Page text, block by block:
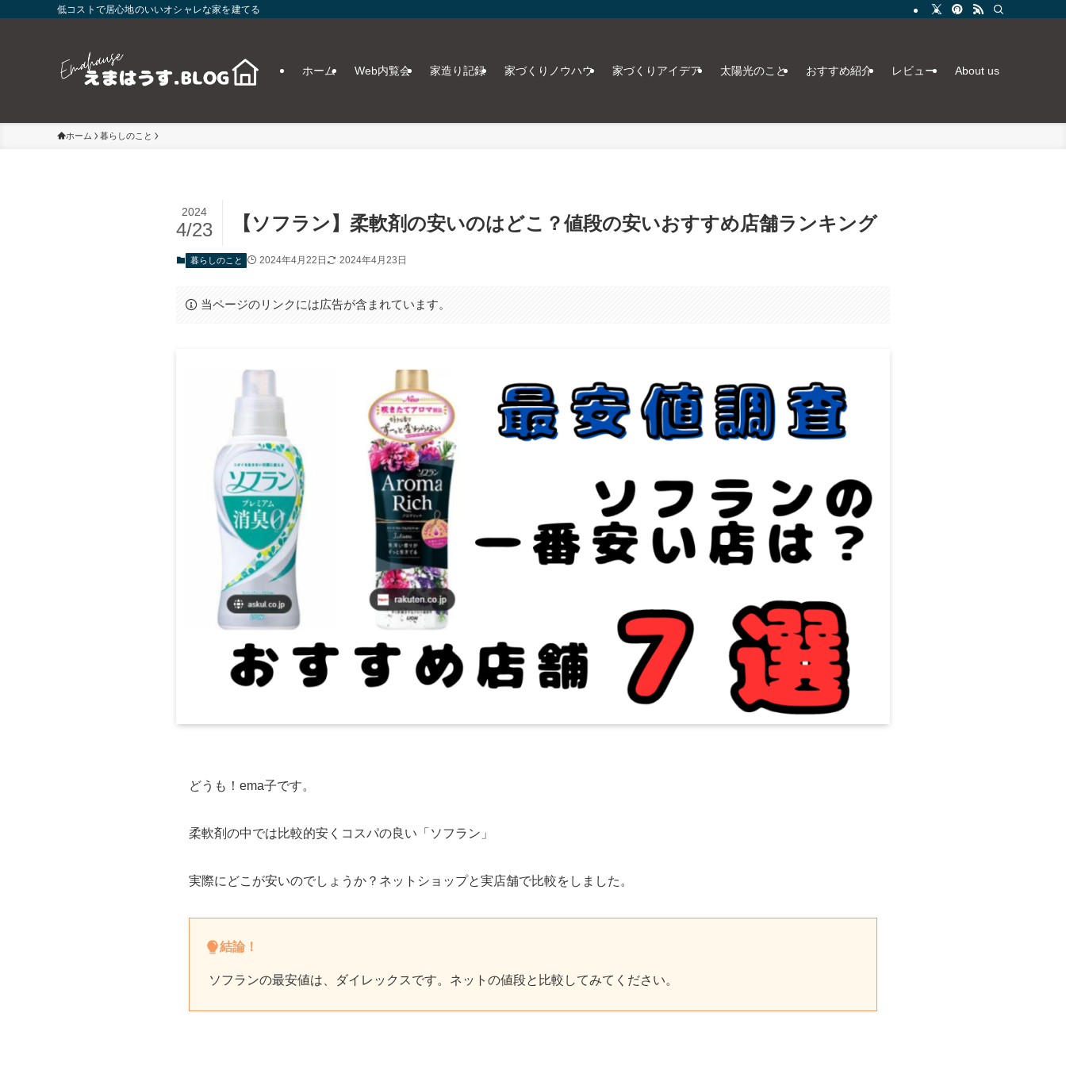
低コストで居心地のいいオシャレな家を建てる
ホーム Web内覧会 家造り記録 家づくりノウハウ 家づくりアイデア 太陽光のこと おすすめ紹介 レビュー About us
ホーム 暮らしのこと
【ソフラン】柔軟剤の安いのはどこ？値段の安いおすすめ店舗ランキング
2024
4/23
暮らしのこと 2024年4月22日 2024年4月23日
当ページのリンクには広告が含まれています。
どうも！ema子です。
柔軟剤の中では比較的安くコスパの良い「ソフラン」
実際にどこが安いのでしょうか？ネットショップと実店舗で比較をしました。
結論！
ソフランの最安値は、ダイレックスです。ネットの値段と比較してみてください。